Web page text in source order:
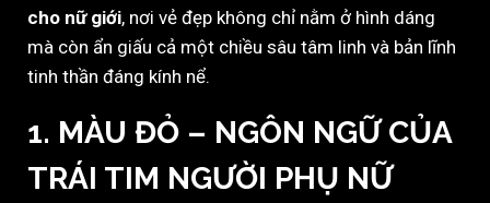
cho nữ giới, nơi vẻ đẹp không chỉ nằm ở hình dáng
mà còn ẩn giấu cả một chiều sâu tâm linh và bản lĩnh
tinh thần đáng kính nể.
1. MÀU ĐỎ – NGÔN NGỮ CỦA
TRÁI TIM NGƯỜI PHỤ NỮ